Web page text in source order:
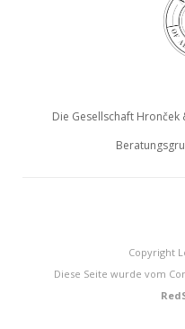
Die Gesellschaft
Copyright
Diese Seite wurde vom